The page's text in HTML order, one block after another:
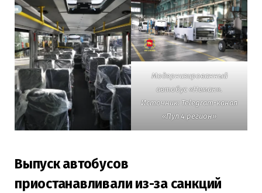
Модернизированный
автобус «Неман».
Источник: Telegram-канал
«Пул 4 регион»
Выпуск автобусов
приостанавливали из-за санкций